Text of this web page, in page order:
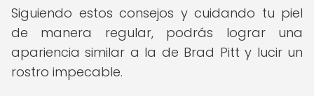
Siguiendo estos consejos y cuidando tu piel
de manera regular, podrás lograr una
apariencia similar a la de Brad Pitt y lucir un
rostro impecable.